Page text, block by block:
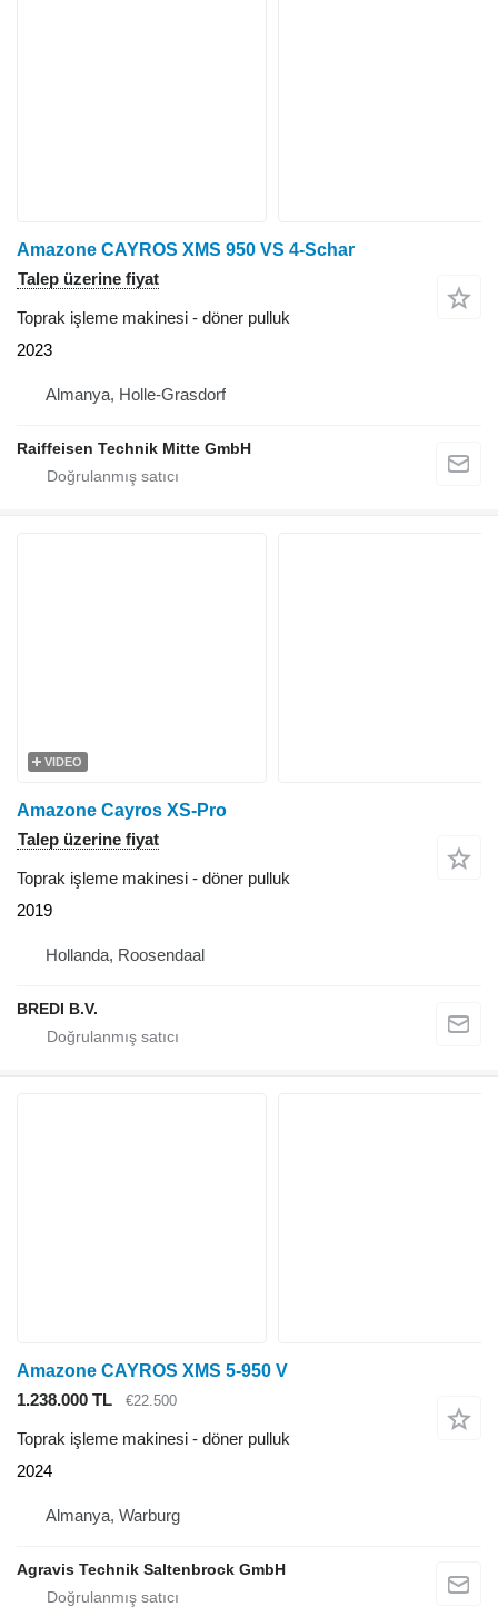
Amazone CAYROS XMS 950 VS 4-Schar
Talep üzerine fiyat
Toprak işleme makinesi - döner pulluk
2023
Almanya, Holle-Grasdorf
Raiffeisen Technik Mitte GmbH
VIDEO
Amazone Cayros XS-Pro
Talep üzerine fiyat
Toprak işleme makinesi - döner pulluk
2019
Hollanda, Roosendaal
BREDI B.V.
Amazone CAYROS XMS 5-950 V
1.238.000 TL
€22.500
Toprak işleme makinesi - döner pulluk
2024
Almanya, Warburg
Agravis Technik Saltenbrock GmbH